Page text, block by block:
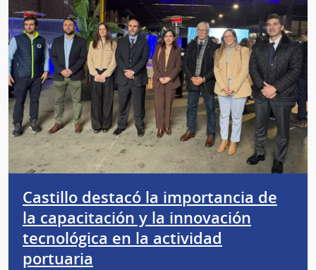
Castillo destacó la importancia de
la capacitación y la innovación
tecnológica en la actividad
portuaria